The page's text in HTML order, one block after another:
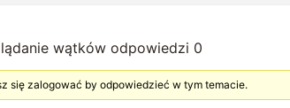
wątków odpowiedzi 0
się zalogować by odpowiedzieć w tym temacie.